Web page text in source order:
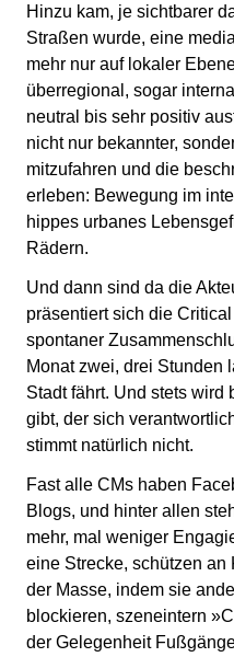
Hinzu kam, je sichtbarer
Straßen wurde, eine
mehr nur auf lokaler
überregional, sogar
neutral bis sehr positiv
nicht nur bekannter,
mitzufahren und die
erleben: Bewegung im
hippes urbanes
Rädern.
Und dann sind da die
präsentiert sich die
spontaner
Monat zwei, drei Stunden
Stadt fährt. Und stets wird
gibt, der sich
stimmt natürlich nicht.
Fast alle CMs haben
Blogs, und hinter allen
mehr, mal weniger
eine Strecke, schützen
der Masse, indem sie
blockieren, szeneintern
der Gelegenheit